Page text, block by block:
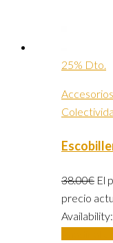
25% Dto.
38.00€ El
precio
Availability: